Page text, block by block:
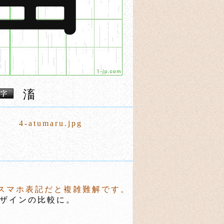
滀
4-atumaru.jpg
マホ表記だと複雑難解です。
インの比較に。